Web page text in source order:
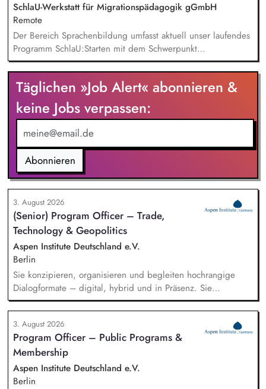
SchlaU-Werkstatt für Migrationspädagogik gGmbH
Remote
Der Bereich Sprachenbildung umfasst aktuell unser laufendes
Programm SchlaU:Starten mit dem Schwerpunkt
"Alphabetisierung in DaZ für die Grundschule" sowie
zukünftig weitere auf Unterrichtsmaterial bezogene Projekte
mit den Schwerpunkten sprachensensibles und
rassismuskritisches Deutschlernen von der Grundschule bis in
die Berufliche Bildung. Der Bereich Sprachenbildung
entwickelt in seinen Projekten dazu zielgruppengerechte und
innovative Unterrichtsmaterialien und begleitet pädagogische
Fachkräfte mit daran angeschlossenen
Weiterbildungsangeboten online wie offline.
Täglichen »Job Alert« abonnieren &
keine Jobs verpassen:
Abonnieren
3. August 2026
(Senior) Program Officer – Trade,
Technology & Geopolitics
Aspen Institute Deutschland e.V.
Berlin
Sie konzipieren, organisieren und begleiten hochrangige
Dialogformate – digital, hybrid und in Präsenz. Sie
identifizieren aktuelle Entwicklungen in den Bereichen
Handel, Technologie, Geopolitik und wirtschaftliche
Sicherheit und bereiten diese für Veranstaltungen,
Hintergrundgespräche, Publikationen und politische
Diskussionen auf. Sie identifizieren und gewinnen
Referent*innen sowie Diskussionspartner aus Politik,
Wirtschaft, Wissenschaft und Zivilgesellschaft.
3. August 2026
Program Officer – Public Programs &
Membership
Aspen Institute Deutschland e.V.
Berlin